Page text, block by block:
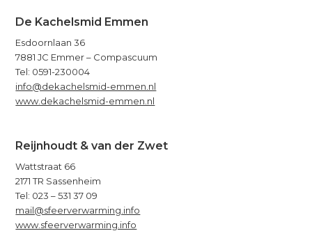
De Kachelsmid Emmen
Esdoornlaan 36
7881 JC Emmer – Compascuum
Tel: 0591-230004
info@dekachelsmid-emmen.nl
www.dekachelsmid-emmen.nl
Reijnhoudt & van der Zwet
Wattstraat 66
2171 TR Sassenheim
Tel: 023 – 531 37 09
mail@sfeerverwarming.info
www.sfeerverwarming.info